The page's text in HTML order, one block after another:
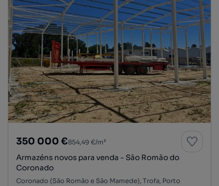
350 000 €854,49 €/m²
Armazéns novos para venda - São Romão do
Coronado
Coronado (São Romão e São Mamede), Trofa, Porto